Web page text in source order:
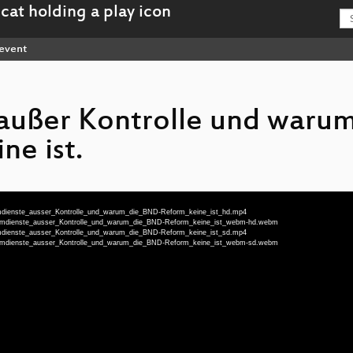
Kontrolle und
ist.
Reform_keine_ist_hd.mp4
Reform_keine_ist_webm-hd.webm
Reform_keine_ist_sd.mp4
Reform_keine_ist_webm-sd.webm